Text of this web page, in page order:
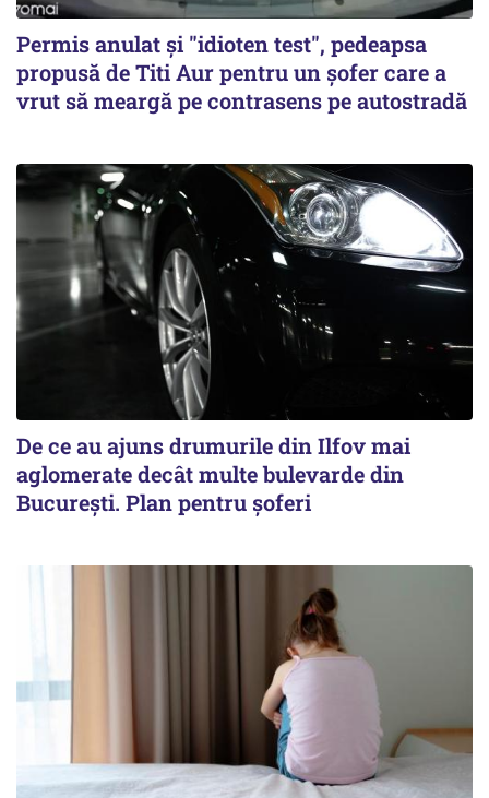
Permis anulat şi "idioten test", pedeapsa
propusă de Titi Aur pentru un şofer care a
vrut să meargă pe contrasens pe autostradă
De ce au ajuns drumurile din Ilfov mai
aglomerate decât multe bulevarde din
București. Plan pentru șoferi